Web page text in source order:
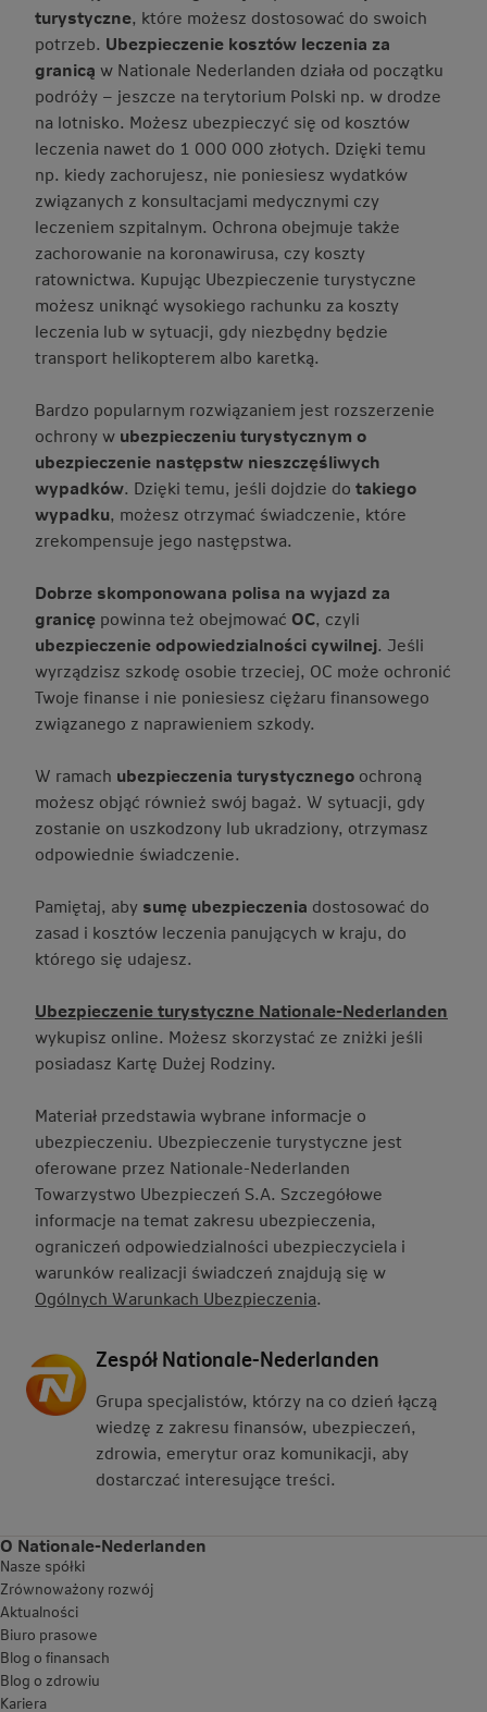
turystyczne, które możesz dostosować do swoich
potrzeb. Ubezpieczenie kosztów leczenia za
granicą w Nationale Nederlanden działa od początku
podróży – jeszcze na terytorium Polski np. w drodze
na lotnisko. Możesz ubezpieczyć się od kosztów
leczenia nawet do 1 000 000 złotych. Dzięki temu
np. kiedy zachorujesz, nie poniesiesz wydatków
związanych z konsultacjami medycznymi czy
leczeniem szpitalnym. Ochrona obejmuje także
zachorowanie na koronawirusa, czy koszty
ratownictwa. Kupując Ubezpieczenie turystyczne
możesz uniknąć wysokiego rachunku za koszty
leczenia lub w sytuacji, gdy niezbędny będzie
transport helikopterem albo karetką.
Bardzo popularnym rozwiązaniem jest rozszerzenie
ochrony w ubezpieczeniu turystycznym o
ubezpieczenie następstw nieszczęśliwych
wypadków. Dzięki temu, jeśli dojdzie do takiego
wypadku, możesz otrzymać świadczenie, które
zrekompensuje jego następstwa.
Dobrze skomponowana polisa na wyjazd za
granicę powinna też obejmować OC, czyli
ubezpieczenie odpowiedzialności cywilnej. Jeśli
wyrządzisz szkodę osobie trzeciej, OC może ochronić
Twoje finanse i nie poniesiesz ciężaru finansowego
związanego z naprawieniem szkody.
W ramach ubezpieczenia turystycznego ochroną
możesz objąć również swój bagaż. W sytuacji, gdy
zostanie on uszkodzony lub ukradziony, otrzymasz
odpowiednie świadczenie.
Pamiętaj, aby sumę ubezpieczenia dostosować do
zasad i kosztów leczenia panujących w kraju, do
którego się udajesz.
Ubezpieczenie turystyczne Nationale-Nederlanden
wykupisz online. Możesz skorzystać ze zniżki jeśli
posiadasz Kartę Dużej Rodziny.
Materiał przedstawia wybrane informacje o
ubezpieczeniu. Ubezpieczenie turystyczne jest
oferowane przez Nationale-Nederlanden
Towarzystwo Ubezpieczeń S.A. Szczegółowe
informacje na temat zakresu ubezpieczenia,
ograniczeń odpowiedzialności ubezpieczyciela i
warunków realizacji świadczeń znajdują się w
Ogólnych Warunkach Ubezpieczenia.
Zespół Nationale-Nederlanden
Grupa specjalistów, którzy na co dzień łączą
wiedzę z zakresu finansów, ubezpieczeń,
zdrowia, emerytur oraz komunikacji, aby
dostarczać interesujące treści.
O Nationale-Nederlanden
Nasze spółki
Zrównoważony rozwój
Aktualności
Biuro prasowe
Blog o finansach
Blog o zdrowiu
Kariera